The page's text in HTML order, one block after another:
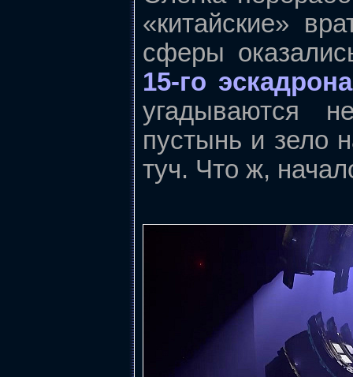
«китайские»
сферы
15-го эскадрона
угадываются
пустынь и зело
туч. Что ж,